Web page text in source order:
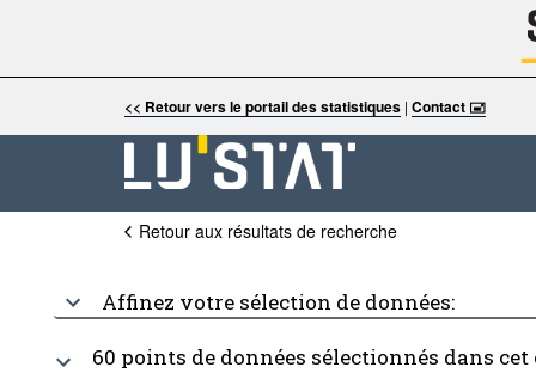
<< Retour vers le portail des statistiques | Contact 🖃
Retour aux résultats de recherche
Affinez votre sélection de données:
60 points de données sélectionnés dans cet